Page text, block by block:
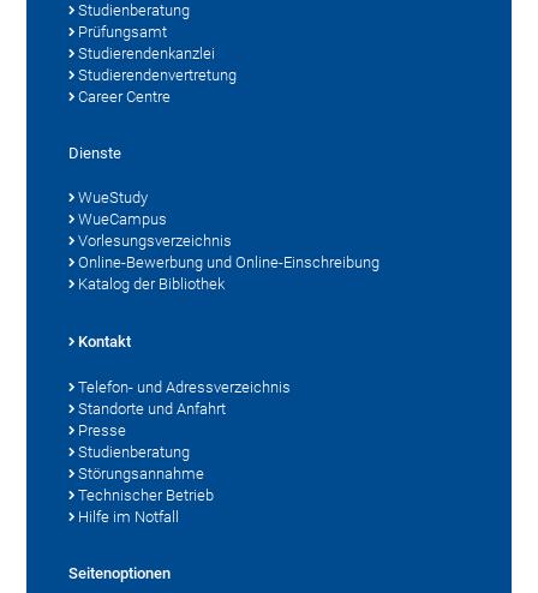
Studienberatung
Prüfungsamt
Studierendenkanzlei
Studierendenvertretung
Career Centre
Dienste
WueStudy
WueCampus
Vorlesungsverzeichnis
Online-Bewerbung und Online-Einschreibung
Katalog der Bibliothek
Kontakt
Telefon- und Adressverzeichnis
Standorte und Anfahrt
Presse
Studienberatung
Störungsannahme
Technischer Betrieb
Hilfe im Notfall
Seitenoptionen